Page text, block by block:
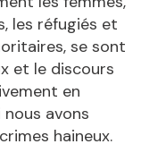
les réfugiés et
se sont
et le discours
en
avons
haineux.